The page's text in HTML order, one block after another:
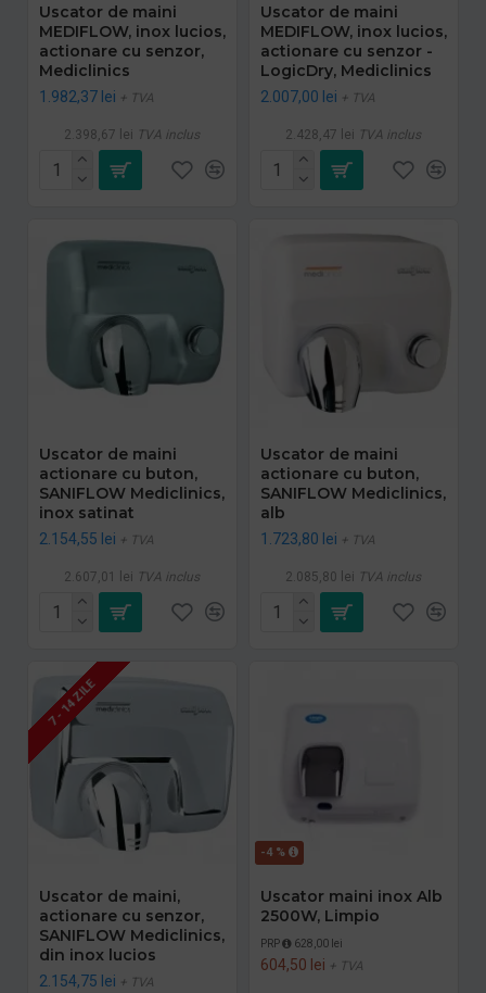
Uscator de maini
MEDIFLOW, inox lucios,
actionare cu senzor,
Mediclinics
1.982,37 lei + TVA
2.398,67 lei TVA inclus
Uscator de maini
MEDIFLOW, inox lucios,
actionare cu senzor -
LogicDry, Mediclinics
2.007,00 lei + TVA
2.428,47 lei TVA inclus
Uscator de maini
actionare cu buton,
SANIFLOW Mediclinics,
inox satinat
2.154,55 lei + TVA
2.607,01 lei TVA inclus
Uscator de maini
actionare cu buton,
SANIFLOW Mediclinics,
alb
1.723,80 lei + TVA
2.085,80 lei TVA inclus
7 - 14 ZILE
Uscator de maini,
actionare cu senzor,
SANIFLOW Mediclinics,
din inox lucios
2.154,75 lei + TVA
-4 %
Uscator maini inox Alb
2500W, Limpio
PRP 628,00 lei
604,50 lei + TVA